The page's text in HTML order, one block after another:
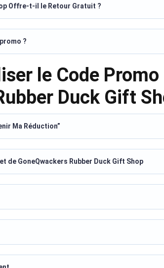
Offre-t-il le Retour Gratuit ?
?
le Code Promo
Duck Gift
Ma Réduction”
de GoneQwackers Rubber Duck Gift Shop